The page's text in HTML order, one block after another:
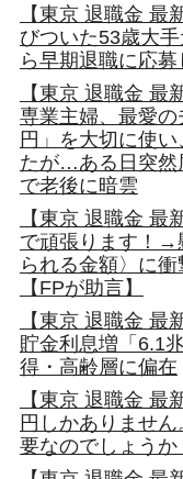
【東京 退職金 最
びついた53歳大
ら早期退職に応
【東京 退職金 最
専業主婦、最愛
円」を大切に使
たが…ある日突然
で老後に暗雲
【東京 退職金 最
で頑張ります！→
られる金額〉に
【FPが助言】
【東京 退職金 最
貯金利息増「6.1
得・高齢層に偏在
【東京 退職金 最
円しかありませ
要なのでしょうか